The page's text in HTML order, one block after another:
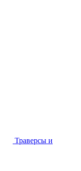
Траверсы и